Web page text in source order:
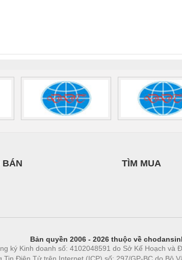
BÁN TÌM MUA
Bản quyền 2006 - 2026 thuộc về
ký Kinh doanh số: 4102048591 do Sở Kế Hoạch và
Tin Điện Tử trên Internet (ICP) số: 297/GP-BC do Bộ